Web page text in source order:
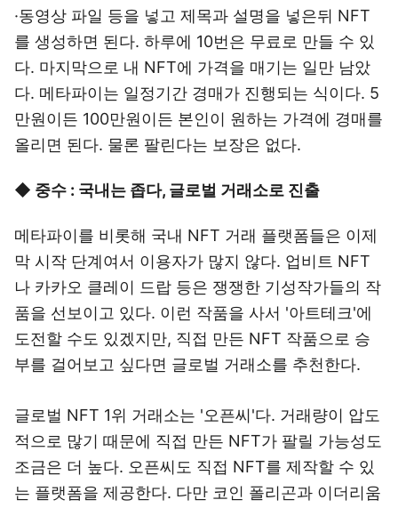
·동영상 파일 등을 넣고 제목과 설명을 넣은뒤 NFT
를 생성하면 된다. 하루에 10번은 무료로 만들 수 있
다. 마지막으로 내 NFT에 가격을 매기는 일만 남았
다. 메타파이는 일정기간 경매가 진행되는 식이다. 5
만원이든 100만원이든 본인이 원하는 가격에 경매를
올리면 된다. 물론 팔린다는 보장은 없다.
◆ 중수 : 국내는 좁다, 글로벌 거래소로 진출
메타파이를 비롯해 국내 NFT 거래 플랫폼들은 이제
막 시작 단계여서 이용자가 많지 않다. 업비트 NFT
나 카카오 클레이 드랍 등은 쟁쟁한 기성작가들의 작
품을 선보이고 있다. 이런 작품을 사서 '아트테크'에
도전할 수도 있겠지만, 직접 만든 NFT 작품으로 승
부를 걸어보고 싶다면 글로벌 거래소를 추천한다.
글로벌 NFT 1위 거래소는 '오픈씨'다. 거래량이 압도
적으로 많기 때문에 직접 만든 NFT가 팔릴 가능성도
조금은 더 높다. 오픈씨도 직접 NFT를 제작할 수 있
는 플랫폼을 제공한다. 다만 코인 폴리곤과 이더리움